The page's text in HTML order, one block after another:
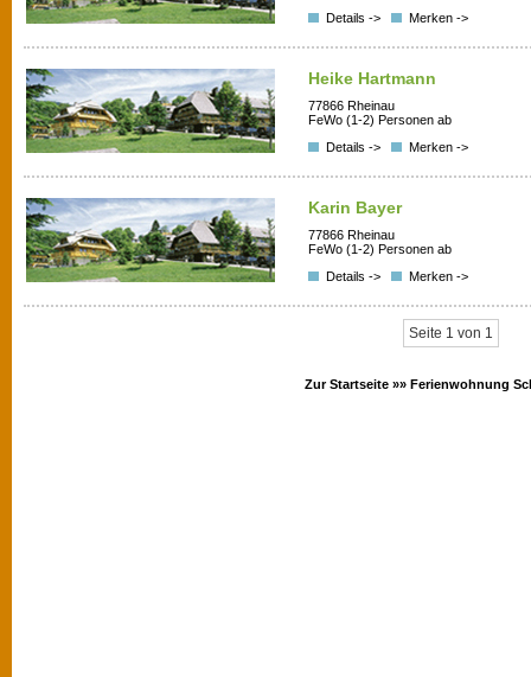
Details ->
Merken ->
Heike Hartmann
77866 Rheinau
FeWo (1-2) Personen ab
Details ->
Merken ->
Karin Bayer
77866 Rheinau
FeWo (1-2) Personen ab
Details ->
Merken ->
Seite 1 von 1
Zur Startseite »» Ferienwohnung